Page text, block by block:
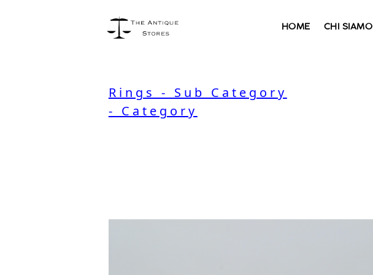
HOME CHI SIAMO
Rings - Sub Category
- Category